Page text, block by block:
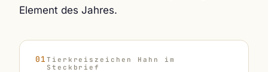
Element des Jahres.
Tierkreiszeichen Hahn im
Steckbrief